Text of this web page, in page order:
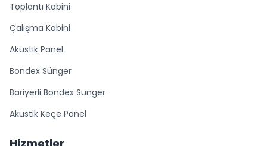
Toplantı Kabini
Çalışma Kabini
Akustik Panel
Bondex Sünger
Bariyerli Bondex Sünger
Akustik Keçe Panel